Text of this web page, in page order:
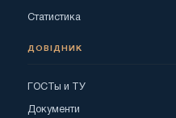
Статистика
ДОВІДНИК
ГОСТы и ТУ
Документи